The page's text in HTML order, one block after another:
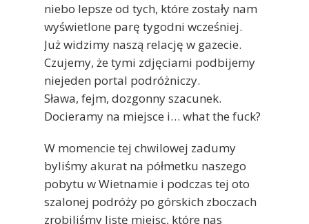
niebo lepsze od tych, które zostały nam
wyświetlone parę tygodni wcześniej.
Już widzimy naszą relację w gazecie.
Czujemy, że tymi zdjęciami podbijemy
niejeden portal podróżniczy.
Sława, fejm, dozgonny szacunek.
Docieramy na miejsce i… what the fuck?
W momencie tej chwilowej zadumy
byliśmy akurat na półmetku naszego
pobytu w Wietnamie i podczas tej oto
szalonej podróży po górskich zboczach
zrobiliśmy listę miejsc, które nas